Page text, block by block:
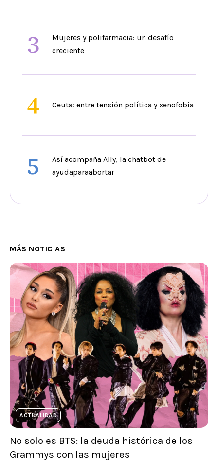
3
Mujeres y polifarmacia: un desafío
creciente
4 Ceuta: entre tensión política y xenofobia
5
Así acompaña Ally, la chatbot de
ayudaparaabortar
MÁS NOTICIAS
ACTUALIDAD
No solo es BTS: la deuda histórica de los
Grammys con las mujeres